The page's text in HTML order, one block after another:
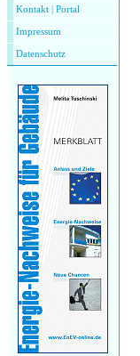
Kontakt Portal
Impressum
Datenschutz